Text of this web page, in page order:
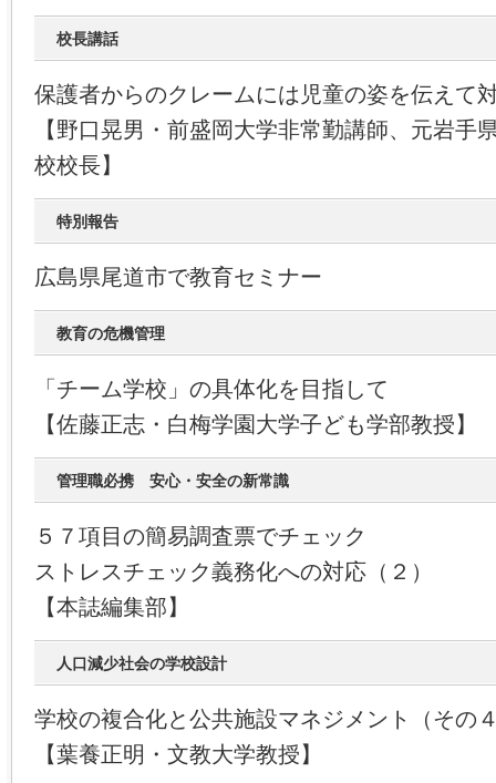
校長講話
保護者からのクレームには児童の姿を伝えて
【野口晃男・前盛岡大学非常勤講師、元岩手
校校長】
特別報告
広島県尾道市で教育セミナー
教育の危機管理
「チーム学校」の具体化を目指して
【佐藤正志・白梅学園大学子ども学部教授】
管理職必携 安心・安全の新常識
５７項目の簡易調査票でチェック
ストレスチェック義務化への対応（２）
【本誌編集部】
人口減少社会の学校設計
学校の複合化と公共施設マネジメント（その
【葉養正明・文教大学教授】